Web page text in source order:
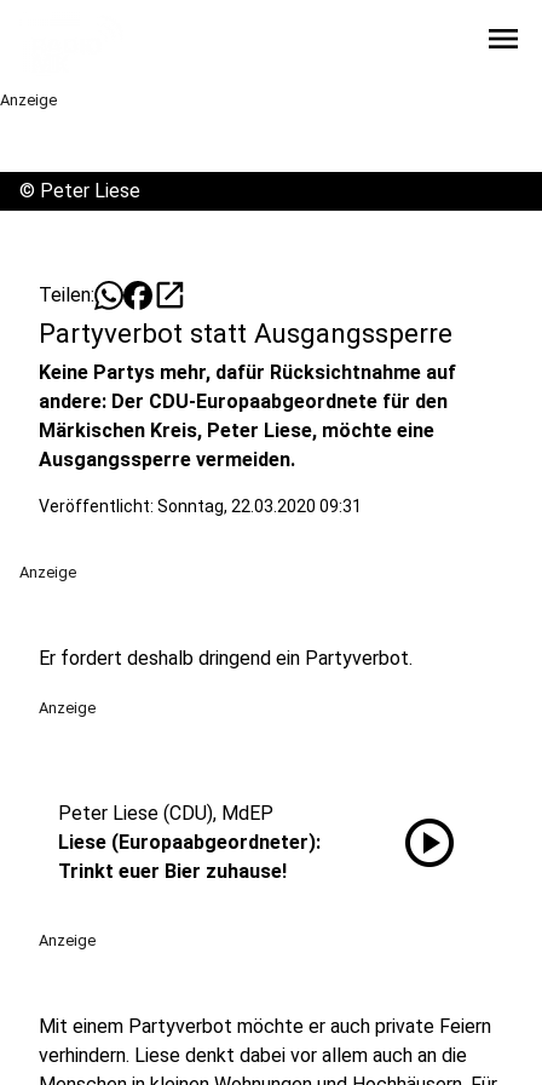
menu
Anzeige
© Peter Liese
Teilen: open_in_new
Partyverbot statt Ausgangssperre
Keine Partys mehr, dafür Rücksichtnahme auf
andere: Der CDU-Europaabgeordnete für den
Märkischen Kreis, Peter Liese, möchte eine
Ausgangssperre vermeiden.
Veröffentlicht: Sonntag, 22.03.2020 09:31
Anzeige
Er fordert deshalb dringend ein Partyverbot.
Anzeige
Peter Liese (CDU), MdEP
Liese (Europaabgeordneter):
Trinkt euer Bier zuhause!
play_circle
Anzeige
Mit einem Partyverbot möchte er auch private Feiern
verhindern. Liese denkt dabei vor allem auch an die